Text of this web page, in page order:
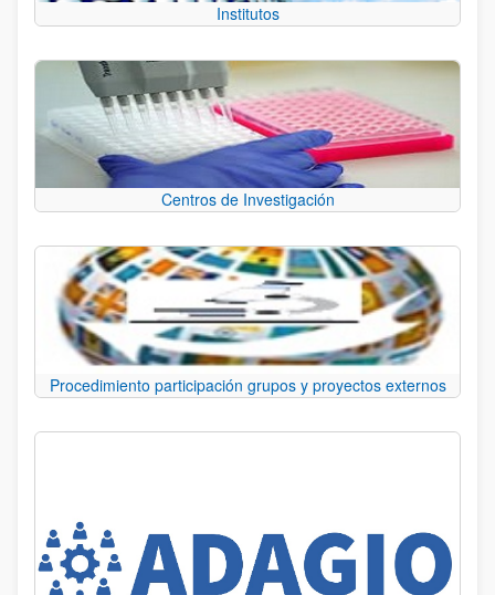
Institutos
Centros de Investigación
Procedimiento participación grupos y proyectos externos